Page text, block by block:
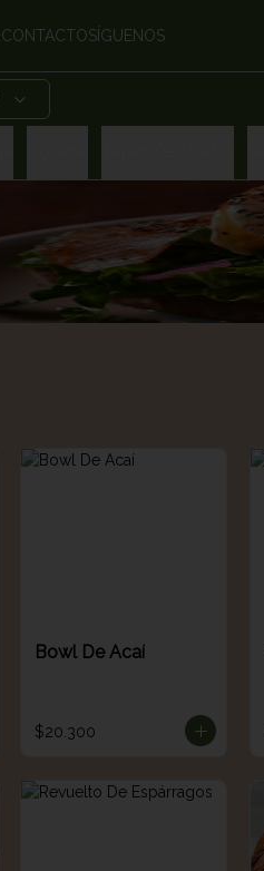
CONTACTOSÍGUENOS
Bowl De Acaí
$20.300